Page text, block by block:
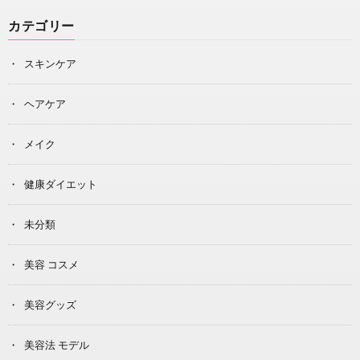
カテゴリー
スキンケア
ヘアケア
メイク
健康ダイエット
未分類
美容 コスメ
美容グッズ
美容法 モデル